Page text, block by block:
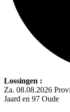
Lossingen :
Za. 08.08.2026
Jaard en 97 Oude